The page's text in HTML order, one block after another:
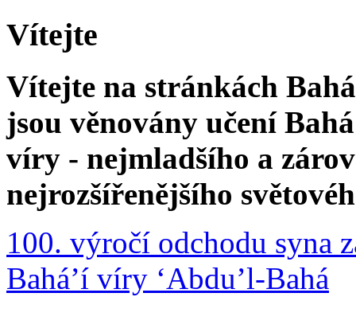
Vítejte
Vítejte na stránkách
jsou věnovány učení
víry - nejmladšího a
nejrozšířenějšího
100. výročí odchodu syna
Bahá’í víry ‘Abdu’l-Bahá